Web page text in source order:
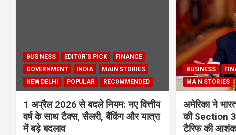
BUSINESS EDITOR'S PICK
FINANCE
GOVERNMENT
INDIA
MAIN STORIES
NEW DELHI
POPULAR RECOMMENDED
1 अप्रैल 2026 से बदले नियम: नए वित्तीय
वर्ष के साथ टैक्स, सैलरी, बैंकिंग और यात्रा
में बड़े बदलाव
BUSINESS
MAIN STORIES
अमेरिका ने
की Section
टैरिफ की